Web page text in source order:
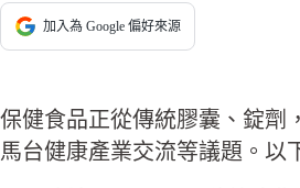
加入為 Google 偏好來源
保健食品正從傳統膠囊、錠劑
馬台健康產業交流等議題。以